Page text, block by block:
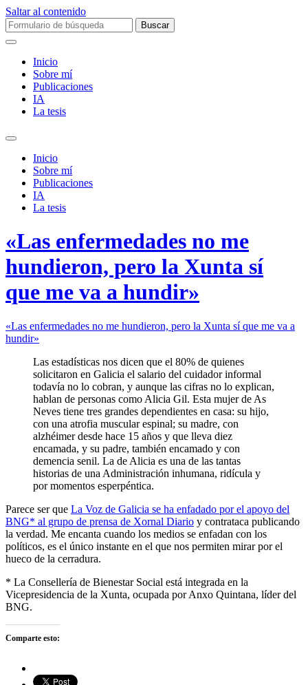
Saltar al contenido
Buscar:
Inicio
Sobre mí­
Publicaciones
IA
La tesis
Alternar
campo
búsqueda
Inicio
Sobre mí­
Publicaciones
IA
La tesis
«Las enfermedades no me
hundieron, pero la Xunta sí
que me va a hundir»
«Las enfermedades no me hundieron, pero la Xunta sí que me va a
hundir»
Las estadísticas nos dicen que el 80% de quienes
solicitaron en Galicia el salario del cuidador informal
todavía no lo cobran, y aunque las cifras no lo explican,
hablan de personas como Alicia Gil. Esta mujer de As
Neves tiene tres grandes dependientes en casa: su hijo,
con una atrofia muscular espinal; su madre, con
alzhéimer desde hace 15 años y que lleva diez
encamada, y su padre, también encamado y con
demencia senil. La de Alicia es una de las tantas
historias de una Administración inhumana, ridícula y
por momentos esperpéntica.
Parece ser que La Voz de Galicia se ha enfadado por el apoyo del
BNG* al grupo de prensa de Xornal Diario y contrataca publicando
la verdad. Me encanta cuando los medios se enfadan con los
políticos, es el único instante en el que nos permiten mirar por el
hueco de la cerradura.
* La Consellería de Bienestar Social está integrada en la
Vicepresidencia de la Xunta, ocupada por Anxo Quintana, líder del
BNG.
Comparte esto: